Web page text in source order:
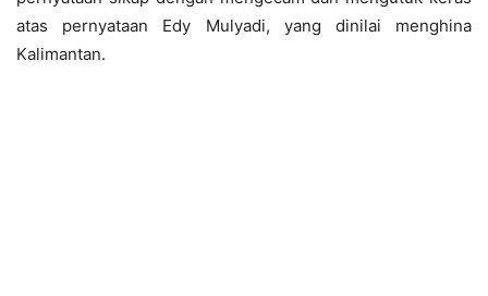
atas pernyataan Edy Mulyadi, yang dinilai menghina
Kalimantan.